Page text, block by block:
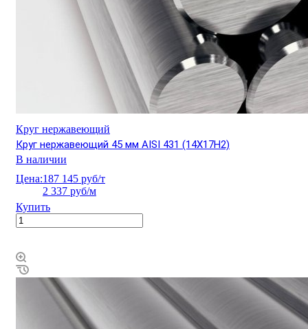
Круг нержавеющий
Круг нержавеющий 45 мм AISI 431 (14Х17Н2)
В наличии
Цена:187 145 руб/т
2 337 руб/м
Купить